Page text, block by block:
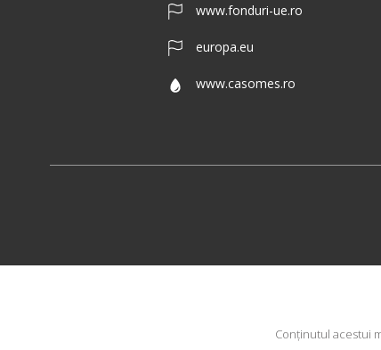
www.fonduri-ue.ro
europa.eu
www.casomes.ro
Conţinutul acestui